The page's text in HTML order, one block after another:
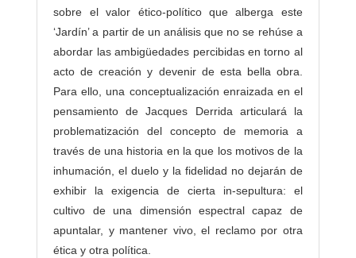
sobre el valor ético-político que alberga este
‘Jardín’ a partir de un análisis que no se rehúse a
abordar las ambigüedades percibidas en torno al
acto de creación y devenir de esta bella obra.
Para ello, una conceptualización enraizada en el
pensamiento de Jacques Derrida articulará la
problematización del concepto de memoria a
través de una historia en la que los motivos de la
inhumación, el duelo y la fidelidad no dejarán de
exhibir la exigencia de cierta in-sepultura: el
cultivo de una dimensión espectral capaz de
apuntalar, y mantener vivo, el reclamo por otra
ética y otra política.